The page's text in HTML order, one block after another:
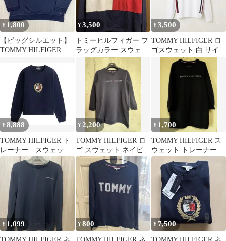
¥ 1,800
【ビッグシルエット】
TOMMY HILFIGER ト
ップド トレーナー スウ
ェット sizeM ネイビー
濃紺 着丈51.5cm 肩幅
53cm 身幅(脇下)54cm
袖丈39.5cm【古着】
¥3,500
トミーヒルフィガー フ
ラッグカラー スウェッ
ト トレーナー ネイビー
¥3,500
TOMMY HILFIGER ロ
ゴスウェット 白 サイド
ライン Sトレーナー
¥8,888
TOMMY HILFIGER ト
レーナー スウェッ
ト エンブレム刺繍ネ
イビー S
¥ 2,200
TOMMY HILFIGER ロ
ゴ スウェット ネイビー
M
¥ 1,700
TOMMY HILFIGER ス
ウェット トレーナー
ワンピース丈
¥ 1,099 ¥800 ¥ 7,500